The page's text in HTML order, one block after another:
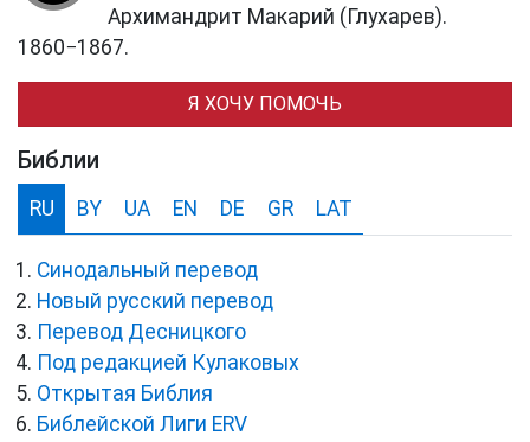
Архимандрит Макарий (Глухарев).
1860−1867.
Я ХОЧУ ПОМОЧЬ
Библии
RU BY UA EN DE GR LAT
Синодальный перевод
Новый русский перевод
Перевод Десницкого
Под редакцией Кулаковых
Открытая Библия
Библейской Лиги ERV